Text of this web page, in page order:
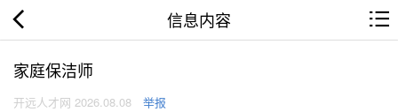
信息内容
家庭保洁师
开远人才网 2026.08.08 举报